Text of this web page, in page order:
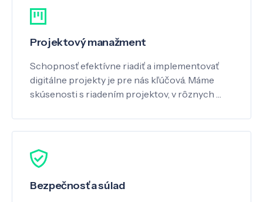
Projektový manažment
Schopnosť efektívne riadiť a implementovať
digitálne projekty je pre nás kľúčová. Máme
skúsenosti s riadením projektov, v rôznych …
Bezpečnosť a súlad